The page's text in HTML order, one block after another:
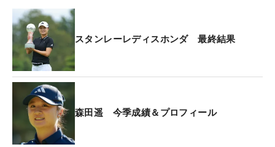
一番しんどかった。夏場はコロナとか（RSウイル
ス）で立て続けに体調を崩しちゃって、体調を戻す
だけでも大変で咳もずっと出ていて。猛暑もあっ
て、今年は大丈夫かなという感じでした。ゴルフは
年齢を問わず今は若い選手も勢いがあっていいんで
すけど、上田桃子さんだったり、そういう世代を見
て私も頑張らなければいけないと自分を一生懸命に
鼓舞していました」と、気持ちを入れ直した。
スタンレーレディスホンダ 最終結果
森田遥 今季成績＆プロフィール